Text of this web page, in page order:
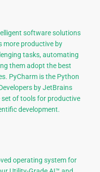
software solutions
more productive by
tasks, automating
them adopt the best
PyCharm is the Python
by JetBrains
of tools for productive
development.
operating system for